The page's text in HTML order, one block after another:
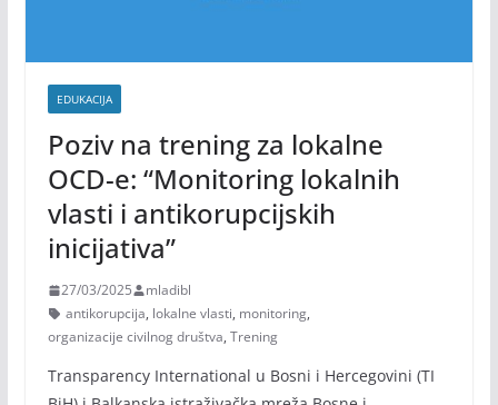
EDUKACIJA
Poziv na trening za lokalne
OCD-e: “Monitoring lokalnih
vlasti i antikorupcijskih
inicijativa”
27/03/2025
mladibl
antikorupcija, lokalne vlasti, monitoring,
organizacije civilnog društva, Trening
Transparency International u Bosni i Hercegovini (TI